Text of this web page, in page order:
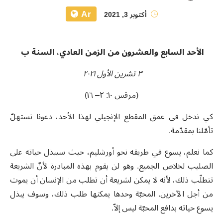
أكتوبر 3, 2021
Ar
الأحد السابع والعشرون من الزمن العادي، السنة ب
٣ تشرين الأول ٢٠٢١
(مرقس ١٠: ٢– ١٦)
كي ندخل في عمق المقطع الإنجيلي لهذا الأحد، دعونا نستهلّ
تأمّلنا بمقدّمة.
كما نعلم، يسوع في طريقه نحو أورشليم، حيث سيبذل حياته على
الصليب لخلاص الجميع. وهو لن يقوم بهذه المبادرة لأنّ الشريعة
تتطلّب ذلك، لأنه لا يمكن لشريعة أن تطلب من الإنسان أن يموت
من أجل الآخرين. المحبّة وحدها يمكنها طلب ذلك، وسوف يبذل
يسوع حياته بدافع المحبّة ليس إلاّ.